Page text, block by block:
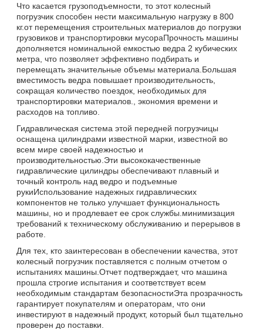
Что касается грузоподъемности, то этот колесный
погрузчик способен нести максимальную нагрузку в 800
кг.от перемещения строительных материалов до погрузки
грузовиков и транспортировки мусораПрочность машины
дополняется номинальной емкостью ведра 2 кубических
метра, что позволяет эффективно подбирать и
перемещать значительные объемы материала.Большая
вместимость ведра повышает производительность,
сокращая количество поездок, необходимых для
транспортировки материалов., экономия времени и
расходов на топливо.
Гидравлическая система этой передней погрузчицы
оснащена цилиндрами известной марки, известной во
всем мире своей надежностью и
производительностью.Эти высококачественные
гидравлические цилиндры обеспечивают плавный и
точный контроль над ведро и подъемные
рукиИспользование надежных гидравлических
компонентов не только улучшает функциональность
машины, но и продлевает ее срок службы.минимизация
требований к техническому обслуживанию и перерывов в
работе.
Для тех, кто заинтересован в обеспечении качества, этот
колесный погрузчик поставляется с полным отчетом о
испытаниях машины.Отчет подтверждает, что машина
прошла строгие испытания и соответствует всем
необходимым стандартам безопасностиЭта прозрачность
гарантирует покупателям и операторам, что они
инвестируют в надежный продукт, который был тщательно
проверен до поставки.